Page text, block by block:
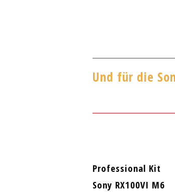
Und für die
Professional Kit
Sony RX100VI M6